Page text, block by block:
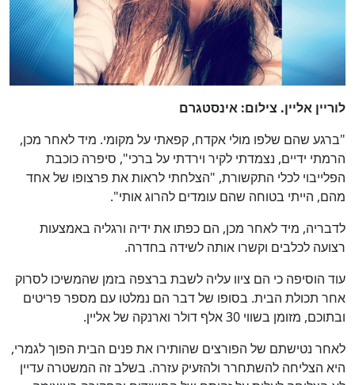
לוריין אליין. צילום: אינסטגרם
"ברגע שהם שלפו מולי אקדח, קפאתי על מקומי. מיד לאחר מכן,
הרמתי ידיים, נצמדתי לקיר וירדתי על ברכי", סיפרה כוכבת
הפלייבוי לכלי התקשורת, "הצלחתי לראות את פרצופו של אחד
מהם, הייתי בטוחה שהם עומדים להרוג אותי".
לדבריה, מיד לאחר מכן, הם כפתו את ידיה ורגליה באמצעות
רצועה לכלבים וקשרו אותה לשידה בחדרה.
עוד הוסיפה כי הם ציוו עליה לשבת ברצפה בזמן שהמשיכו לסרוק
אחר תכולת הבית. בסופו של דבר הם נמלטו עם מספר פריטים
ובתוכם, מזומן בשווי 30 אלף דולר וארנקה של אליין.
לאחר נטישתם של הפורצים שהותירו את פנים הבית הפוך לגמרי,
היא הצליחה להשתחרר ולהזעיק עזרה. בשלב זה המשטרה עדיין